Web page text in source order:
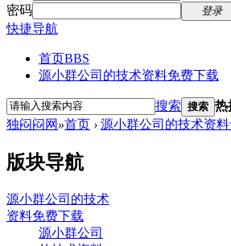
密码
登录
快捷导航
首页BBS
源小群公司的技术资料免费下载
搜索 搜索 热
独闷闷网 »首页 › 源小群公司的技术资
版块导航
源小群公司的技术
资料免费下载
源小群公司